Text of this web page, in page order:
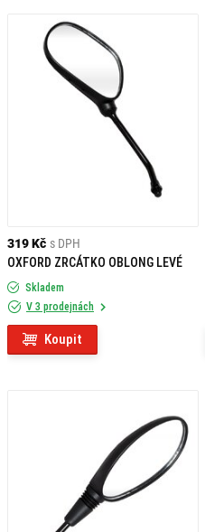
319 Kč s DPH
OXFORD ZRCÁTKO OBLONG LEVÉ
Skladem
V 3 prodejnách
Koupit